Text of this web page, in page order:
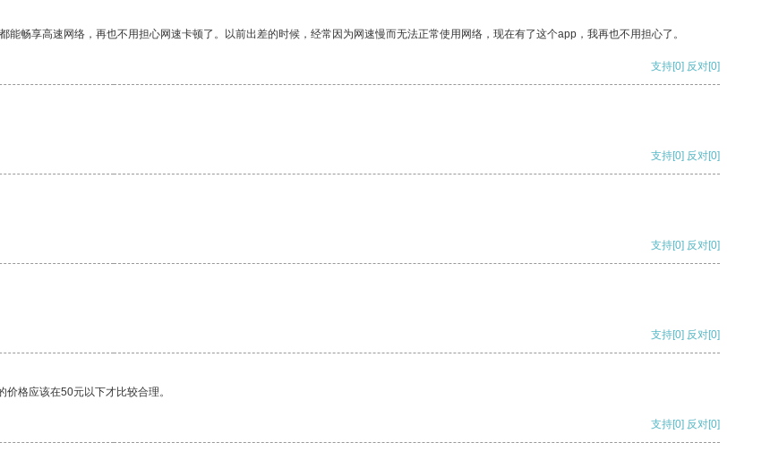
畅享高速网络，再也不用担心网速卡顿了。以前出差的时候，经常因为网速慢而无法正常使用网络，现在有了这个app，我再也不用担心了。
支持[0] 反对[0]
支持[0] 反对[0]
支持[0] 反对[0]
支持[0] 反对[0]
格应该在50元以下才比较合理。
支持[0] 反对[0]